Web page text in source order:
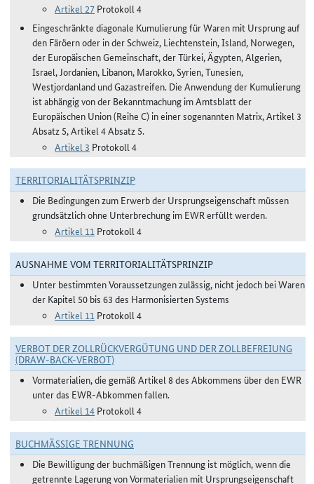
Artikel 27 Protokoll 4
Eingeschränkte diagonale Kumulierung für Waren mit Ursprung auf
den Färöern oder in der Schweiz, Liechtenstein, Island, Norwegen,
der Europäischen Gemeinschaft, der Türkei, Ägypten, Algerien,
Israel, Jordanien, Libanon, Marokko, Syrien, Tunesien,
Westjordanland und Gazastreifen. Die Anwendung der Kumulierung
ist abhängig von der Bekanntmachung im Amtsblatt der
Europäischen Union (Reihe C) in einer sogenannten Matrix, Artikel 3
Absatz 5, Artikel 4 Absatz 5.
Artikel 3 Protokoll 4
TERRITORIALITÄTSPRINZIP
Die Bedingungen zum Erwerb der Ursprungseigenschaft müssen
grundsätzlich ohne Unterbrechung im EWR erfüllt werden.
Artikel 11 Protokoll 4
AUSNAHME VOM TERRITORIALITÄTSPRINZIP
Unter bestimmten Voraussetzungen zulässig, nicht jedoch bei Waren
der Kapitel 50 bis 63 des Harmonisierten Systems
Artikel 11 Protokoll 4
VERBOT DER ZOLLRÜCKVERGÜTUNG UND DER ZOLLBEFREIUNG
(DRAW-BACK-VERBOT)
Vormaterialien, die gemäß Artikel 8 des Abkommens über den EWR
unter das EWR-Abkommen fallen.
Artikel 14 Protokoll 4
BUCHMÄSSIGE TRENNUNG
Die Bewilligung der buchmäßigen Trennung ist möglich, wenn die
getrennte Lagerung von Vormaterialien mit Ursprungseigenschaft